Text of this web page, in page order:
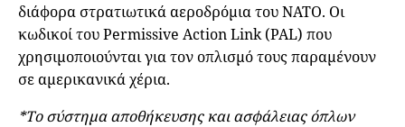
διάφορα στρατιωτικά αεροδρόμια του ΝΑΤΟ. Οι
κωδικοί του Permissive Action Link (PAL) που
χρησιμοποιούνται για τον οπλισμό τους παραμένουν
σε αμερικανικά χέρια.
*Το σύστημα αποθήκευσης και ασφάλειας όπλων